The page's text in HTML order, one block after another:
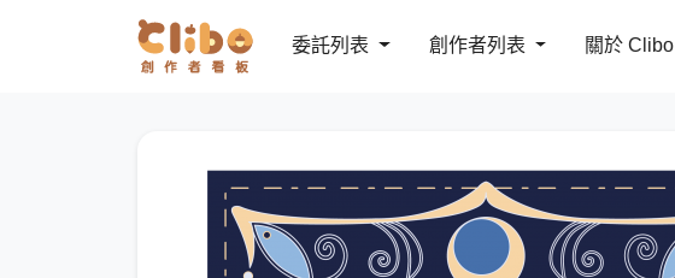
委託列表 創作者列表 關於 Clibo